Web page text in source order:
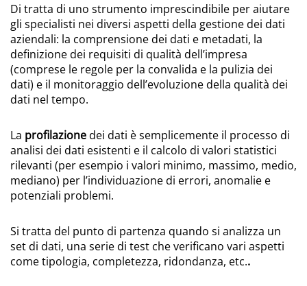
Di tratta di uno strumento imprescindibile per aiutare
gli specialisti nei diversi aspetti della gestione dei dati
aziendali: la comprensione dei dati e metadati, la
definizione dei requisiti di qualità dell’impresa
(comprese le regole per la convalida e la pulizia dei
dati) e il monitoraggio dell’evoluzione della qualità dei
dati nel tempo.
La profilazionedei dati è semplicemente il processo di
analisi dei dati esistenti e il calcolo di valori statistici
rilevanti (per esempio i valori minimo, massimo, medio,
mediano) per l’individuazione di errori, anomalie e
potenziali problemi.
Si tratta del punto di partenza quando si analizza un
set di dati, una serie di test che verificano vari aspetti
come tipologia, completezza, ridondanza, etc..